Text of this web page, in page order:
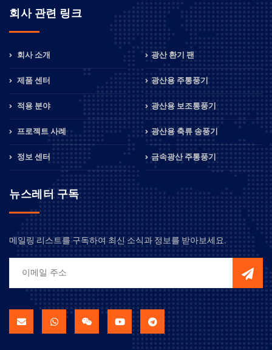
회사 관련 링크
회사 소개
제품 센터
적용 분야
프로젝트 사례
정보 센터
광산 환기 팬
광산용 주통풍기
광산용 보조통풍기
광산용 축류 송풍기
금속광산 주통풍기
뉴스레터 구독
메일링 리스트를 구독하여 최신 소식과 정보를 받아보세요.